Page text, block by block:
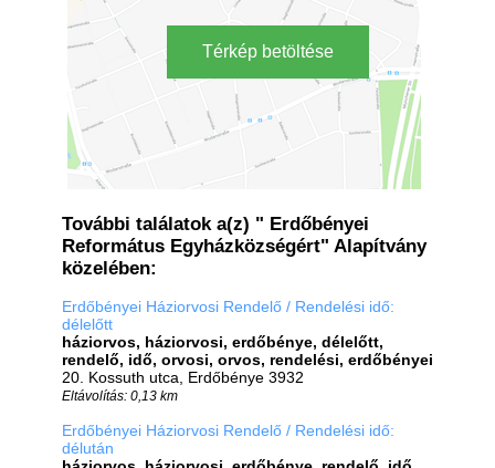
Térkép betöltése
További találatok a(z) " Erdőbényei
Református Egyházközségért" Alapítvány
közelében:
Erdőbényei Háziorvosi Rendelő / Rendelési idő:
délelőtt
háziorvos, háziorvosi, erdőbénye, délelőtt,
rendelő, idő, orvosi, orvos, rendelési, erdőbényei
20. Kossuth utca, Erdőbénye 3932
Eltávolítás: 0,13 km
Erdőbényei Háziorvosi Rendelő / Rendelési idő:
délután